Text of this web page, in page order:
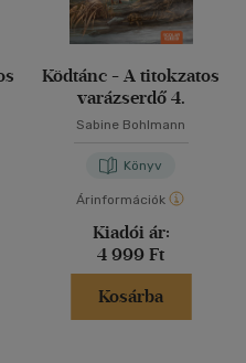
Ködtánc - A titokzatos
varázserdő 4.
Sabine Bohlmann
Könyv
Árinformációk
Kiadói ár:
4 999 Ft
Kosárba